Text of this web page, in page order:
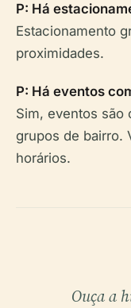
P: Há
Estacionamento
proximidades.
P: Há eventos
Sim, eventos são
grupos de bairro.
horários.
Ouça a